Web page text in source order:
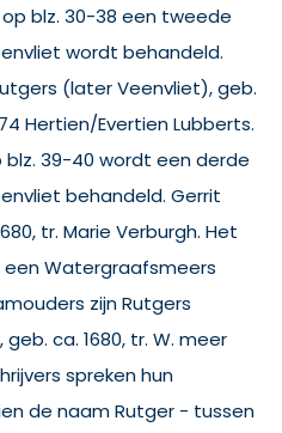
blz. 30-38 een tweede
wordt behandeld.
(later Veenvliet), geb.
Hertien/Evertien Lubberts.
blz. 39-40 wordt een derde
behandeld. Gerrit
tr. Marie Verburgh. Het
Watergraafsmeers
zijn Rutgers
ca. 1680, tr. W. meer
spreken hun
de naam Rutger - tussen